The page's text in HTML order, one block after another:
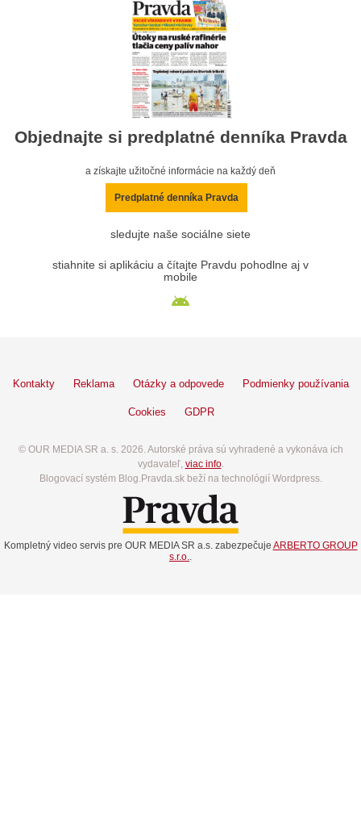
Objednajte si predplatné denníka Pravda
a získajte užitočné informácie na každý deň
Predplatné denníka Pravda
sledujte naše sociálne siete
stiahnite si aplikáciu a čítajte Pravdu pohodlne aj v
mobile
Kontakty Reklama Otázky a odpovede Podmienky používania
Cookies GDPR
© OUR MEDIA SR a. s. 2026. Autorské práva sú vyhradené a vykonáva ich
vydavateľ, viac info.
Blogovací systém Blog.Pravda.sk beží na technológií Wordpress.
Kompletný video servis pre OUR MEDIA SR a.s. zabezpečuje ARBERTO GROUP
s.r.o.